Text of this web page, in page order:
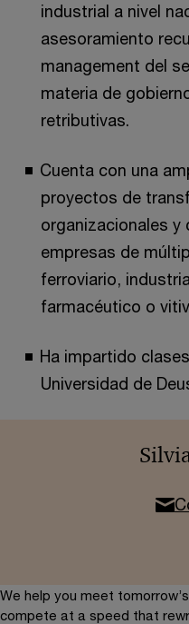
industrial a nivel
asesoramiento
management del
materia de
retributivas.
Cuenta con una
proyectos de
organizacionales y
empresas de
ferroviario,
farmacéutico o
Ha impartido
Universidad de
We help you meet
compete at a speed that